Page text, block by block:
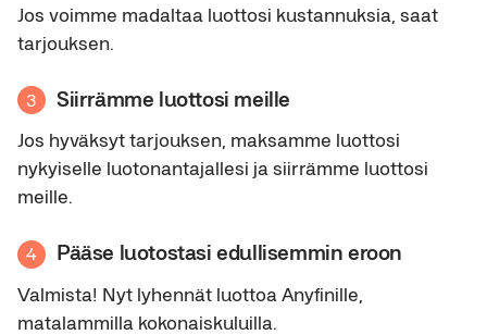
Jos voimme madaltaa luottosi kustannuksia, saat
tarjouksen.
3 Siirrämme luottosi meille
Jos hyväksyt tarjouksen, maksamme luottosi
nykyiselle luotonantajallesi ja siirrämme luottosi
meille.
4 Pääse luotostasi edullisemmin eroon
Valmista! Nyt lyhennät luottoa Anyfinille,
matalammilla kokonaiskuluilla.